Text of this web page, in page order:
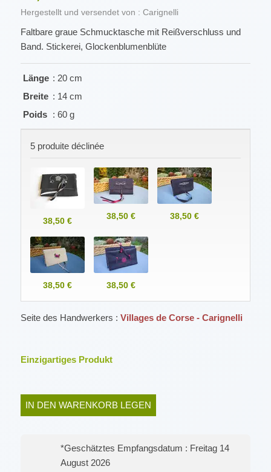
Hergestellt und versendet von : Carignelli
Faltbare graue Schmucktasche mit Reißverschluss und
Band. Stickerei, Glockenblumenblüte
Länge : 20 cm
Breite : 14 cm
Poids : 60 g
5 produite déclinée
38,50 €
38,50 € 38,50 €
38,50 € 38,50 €
Seite des Handwerkers : Villages de Corse - Carignelli
Einzigartiges Produkt
IN DEN WARENKORB LEGEN
*Geschätztes Empfangsdatum : Freitag 14
August 2026